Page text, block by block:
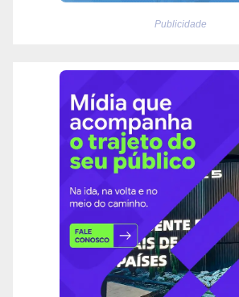
Publicidade